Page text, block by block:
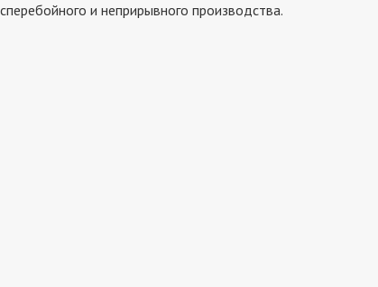
и неприрывного производства.